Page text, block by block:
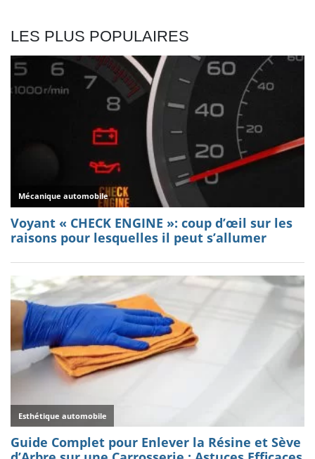
LES PLUS POPULAIRES